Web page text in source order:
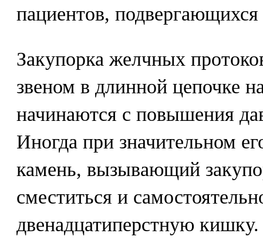
пациентов,
Закупорка желчных
звеном в длинной цепочке
начинаются с повышения
Иногда при значительном
камень, вызывающий
сместиться и
двенадцатиперстную